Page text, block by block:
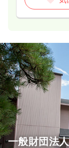
一般財団法